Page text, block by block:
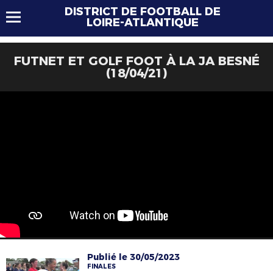
DISTRICT DE FOOTBALL DE
LOIRE-ATLANTIQUE
FUTNET ET GOLF FOOT À LA JA BESNÉ
(18/04/21)
Publié le 30/05/2023
FINALES